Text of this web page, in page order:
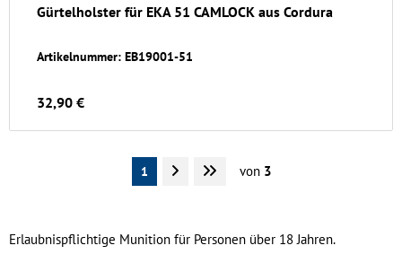
Gürtelholster für EKA 51 CAMLOCK aus Cordura
Artikelnummer: EB19001-51
32,90 €
1 von 3
Erlaubnispflichtige Munition für Personen über 18 Jahren.